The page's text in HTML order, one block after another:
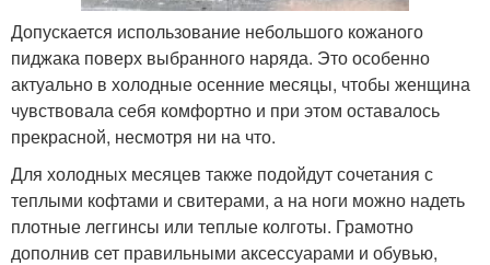
Допускается использование небольшого кожаного
пиджака поверх выбранного наряда. Это особенно
актуально в холодные осенние месяцы, чтобы женщина
чувствовала себя комфортно и при этом оставалось
прекрасной, несмотря ни на что.
Для холодных месяцев также подойдут сочетания с
теплыми кофтами и свитерами, а на ноги можно надеть
плотные леггинсы или теплые колготы. Грамотно
дополнив сет правильными аксессуарами и обувью,